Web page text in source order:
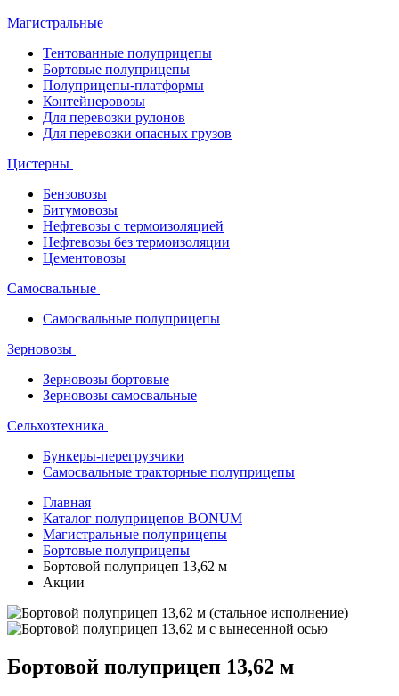
Магистральные
Тентованные полуприцепы
Бортовые полуприцепы
Полуприцепы-платформы
Контейнеровозы
Для перевозки рулонов
Для перевозки опасных грузов
Цистерны
Бензовозы
Битумовозы
Нефтевозы с термоизоляцией
Нефтевозы без термоизоляции
Цементовозы
Самосвальные
Самосвальные полуприцепы
Зерновозы
Зерновозы бортовые
Зерновозы самосвальные
Сельхозтехника
Бункеры-перегрузчики
Самосвальные тракторные полуприцепы
Главная
Каталог полуприцепов BONUM
Магистральные полуприцепы
Бортовые полуприцепы
Бортовой полуприцеп 13,62 м
Акции
Бортовой полуприцеп 13,62 м